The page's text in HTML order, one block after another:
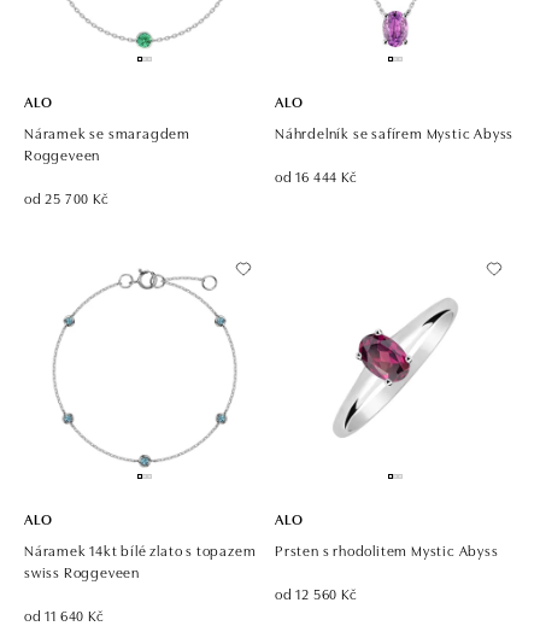
ALO
Náramek se smaragdem
Roggeveen
od 25 700 Kč
ALO
Náhrdelník se safírem Mystic Abyss
od 16 444 Kč
ALO
Náramek 14kt bílé zlato s topazem
swiss Roggeveen
od 11 640 Kč
ALO
Prsten s rhodolitem Mystic Abyss
od 12 560 Kč